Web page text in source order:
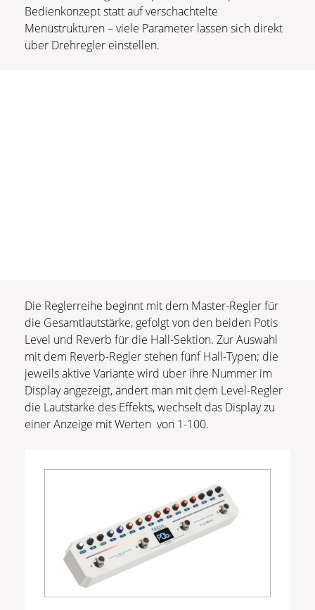
Bedienkonzept statt auf verschachtelte
Menüstrukturen – viele Parameter lassen sich direkt
über Drehregler einstellen.
Die Reglerreihe beginnt mit dem Master-Regler für
die Gesamtlautstärke, gefolgt von den beiden Potis
Level und Reverb für die Hall-Sektion. Zur Auswahl
mit dem Reverb-Regler stehen fünf Hall-Typen; die
jeweils aktive Variante wird über ihre Nummer im
Display angezeigt, ändert man mit dem Level-Regler
die Lautstärke des Effekts, wechselt das Display zu
einer Anzeige mit Werten von 1-100.